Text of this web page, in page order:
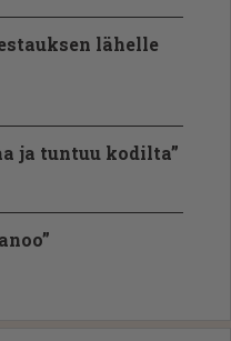
lähelle
ja tuntuu kodilta”